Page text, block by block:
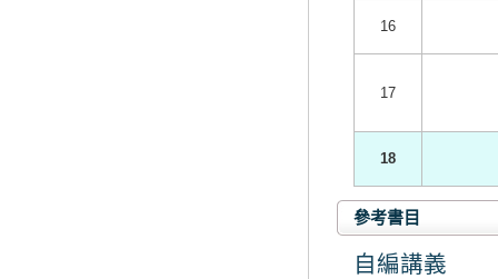
16
17
18
參考書目
自編講義